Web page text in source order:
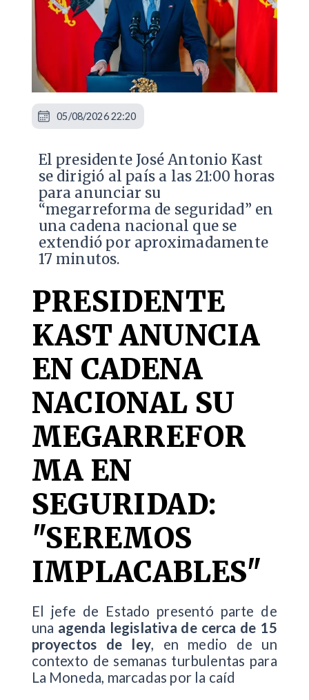
El presidente José Antonio Kast
se dirigió al país a las 21:00 horas
para anunciar su
“megarreforma de seguridad” en
una cadena nacional que se
extendió por aproximadamente
17 minutos.
PRESIDENTE
KAST ANUNCIA
EN CADENA
NACIONAL SU
MEGARREFOR
MA EN
SEGURIDAD:
"SEREMOS
IMPLACABLES"
El jefe de Estado presentó parte de
una agenda legislativa de cerca de 15
proyectos de ley, en medio de un
contexto de semanas turbulentas para
La Moneda, marcadas por la caíd
05/08/2026 22:20